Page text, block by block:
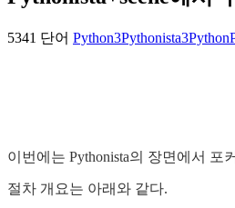
5341 단어 Python3Pythonista3Python
이번에는 Pythonista의 장면에서
절차 개요는 아래와 같다.